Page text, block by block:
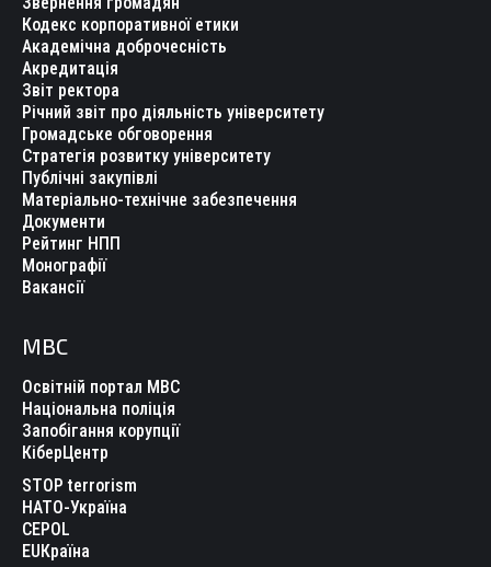
Кодекс корпоративної етики
Академічна доброчесність
Акредитація
Звіт ректора
Річний звіт про діяльність університету
Громадське обговорення
Стратегія розвитку університету
Публічні закупівлі
Матеріально-технічне забезпечення
Документи
Рейтинг НПП
Монографії
Вакансії
МВС
Освітній портал МВС
Національна поліція
Запобігання корупції
КіберЦентр
STOP terrorism
НАТО-Україна
CEPOL
EUКраїна